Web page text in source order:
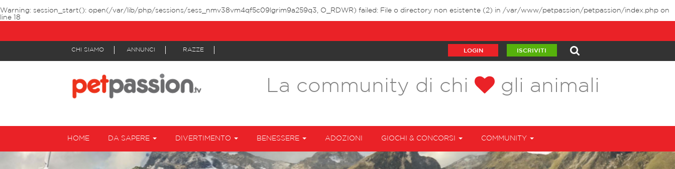
Warning: session_start(): open(/var/lib/php/sessions/sess_nmv38vm4qf5c09lgrim9a259q3, O_RDWR) failed: File o directory non esistente (2) in /var/www/petpassion/petpassion/index.php on
line 18
CHI SIAMO ANNUNCI RAZZE LOGIN ISCRIVITI
La community di chi gli animali
HOME DA SAPERE DIVERTIMENTO BENESSERE ADOZIONI GIOCHI & CONCORSI COMMUNITY